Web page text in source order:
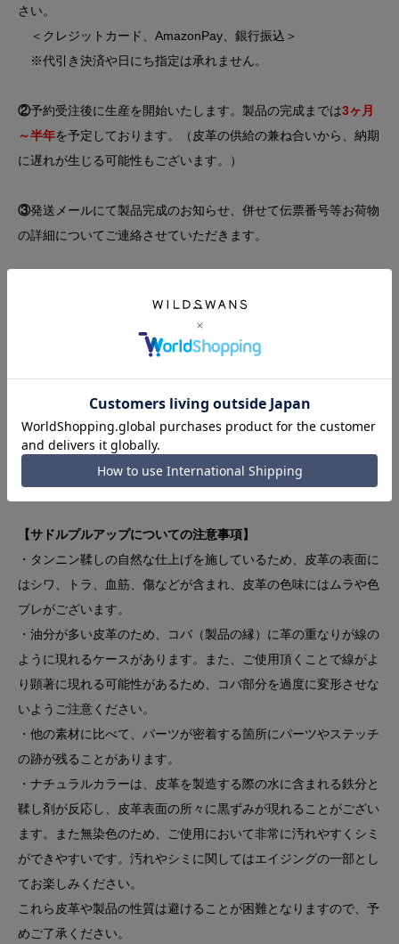
さい。
＜クレジットカード、AmazonPay、銀行振込＞
※代引き決済や日にち指定は承れません。
②予約受注後に生産を開始いたします。製品の完成までは3ヶ月
～半年を予定しております。（皮革の供給の兼ね合いから、納期
に遅れが生じる可能性もございます。）
③発送メールにて製品完成のお知らせ、併せて伝票番号等お荷物
の詳細についてご連絡させていただきます。
※本製品以外の製品を購入希望の場合は、別カートにて購入のお
手続きをお願い致します。もし同一カートで購入手続きをされた
場合、本製品の入荷時に同梱で発送させて頂きます。
など）が実際のスケジュールと異なります。
予約対象製品についてのご案内
価格改定と廃番についてのお知らせ
【サドルプルアップについての注意事項】
・タンニン鞣しの自然な仕上げを施しているため、皮革の表面に
はシワ、トラ、血筋、傷などが含まれ、皮革の色味にはムラや色
ブレがございます。
・油分が多い皮革のため、コバ（製品の縁）に革の重なりが線の
ように現れるケースがあります。また、ご使用頂くことで線がよ
り顕著に現れる可能性があるため、コバ部分を過度に変形させな
いようご注意ください。
・他の素材に比べて、パーツが密着する箇所にパーツやステッチ
の跡が残ることがあります。
・ナチュラルカラーは、皮革を製造する際の水に含まれる鉄分と
鞣し剤が反応し、皮革表面の所々に黒ずみが現れることがござい
ます。また無染色のため、ご使用において非常に汚れやすくシミ
ができやすいです。汚れやシミに関してはエイジングの一部とし
てお楽しみください。
これら皮革や製品の性質は避けることが困難となりますので、予
めご了承ください。